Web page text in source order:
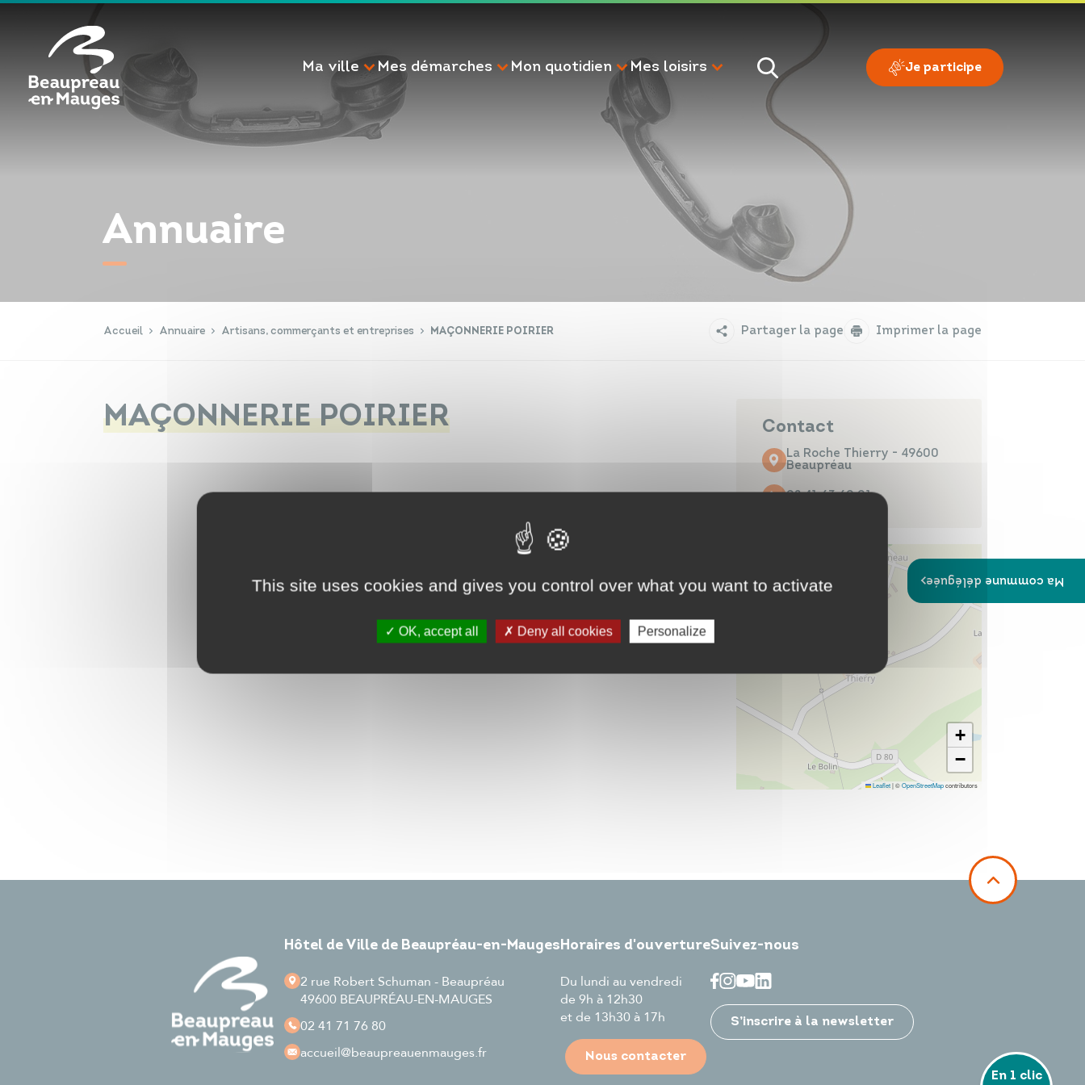
Ma ville Mes démarches Mon quotidien Mes loisirs Je participe
Annuaire
Accueil Annuaire Artisans, commerçants et entreprises MAÇONNERIE POIRIER Partager la page Imprimer la page
MAÇONNERIE POIRIER Contact
La Roche Thierry - 49600
Beaupréau
02 41 63 60 01
+
−
Leaflet|©OpenStreetMapcontributors
Hôtel de Ville de Beaupréau-en-Mauges
2 rue Robert Schuman - Beaupréau
49600 BEAUPRÉAU-EN-MAUGES
02 41 71 76 80
accueil@beaupreauenmauges.fr
Horaires d'ouverture
Du lundi au vendredi
de 9h à 12h30
et de 13h30 à 17h
Nous contacter
Suivez-nous
S’inscrire à la newsletter
Ma commune déléguée
Infos travaux
En 1 clic
Cookies management panel
This site uses cookies and gives you control over what you want to activate
OK, accept all Deny all cookies Personalize